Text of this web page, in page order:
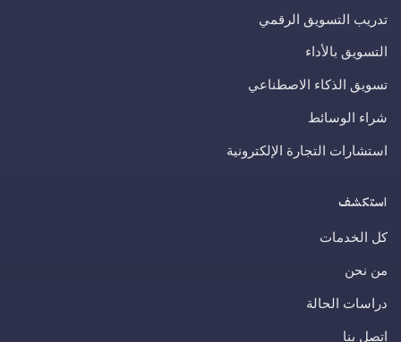
تدريب التسويق الرقمي
التسويق بالأداء
تسويق الذكاء الاصطناعي
شراء الوسائط
استشارات التجارة الإلكترونية
استكشف
كل الخدمات
من نحن
دراسات الحالة
اتصل بنا